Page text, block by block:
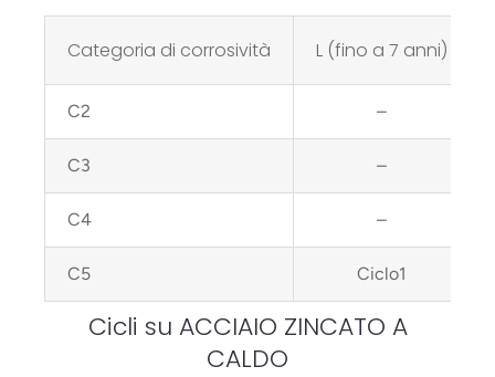
Categoria di corrosività L (fino a 7 anni)
C2 –
C3 –
C4 –
C5 Ciclo1
Cicli su ACCIAIO ZINCATO A
CALDO